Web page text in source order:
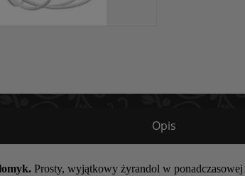
Opis
Prosty, wyjątkowy żyrandol w